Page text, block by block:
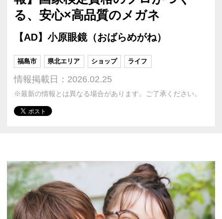
る、安心×高品質のメガネ
【AD】小原眼鏡（おばらめがね）
福島市 県北エリア ショップ ライフ
情報掲載日：2026.02.25
※最新の情報とは異なる場合があります。ご了承ください。